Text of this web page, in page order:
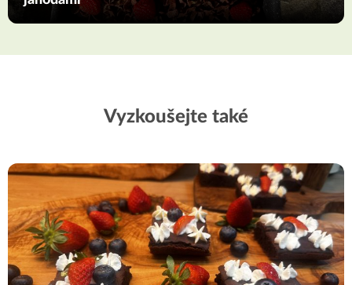
Vyzkoušejte také